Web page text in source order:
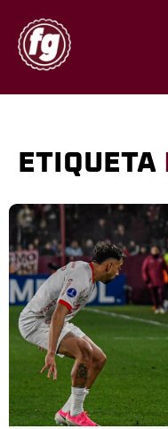
ETIQUETA